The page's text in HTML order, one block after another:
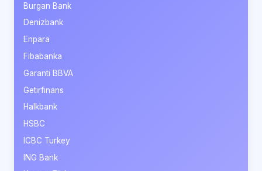
Burgan Bank
Denizbank
Enpara
Fibabanka
Garanti BBVA
Getirfinans
Halkbank
HSBC
ICBC Turkey
ING Bank